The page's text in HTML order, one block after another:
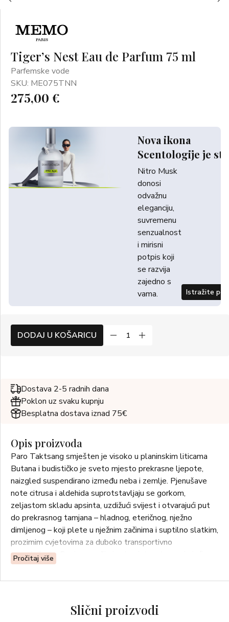
Tiger’s Nest Eau de Parfum 75 ml
Parfemske vode
SKU: ME075TNN
275,00 €
Nova ikona
Scentologije je
Nitro Musk
donosi
odvažnu
eleganciju,
suvremenu
senzualnost
i mirisni
potpis koji
se razvija
zajedno s
vama.
Istražite
DODAJ U KOŠARICU
Dostava 2-5 radnih dana
Poklon uz svaku kupnju
Besplatna dostava iznad 75€
Opis proizvoda
Paro Taktsang smješten je visoko u planinskim liticama
Butana i budističko je sveto mjesto prekrasne ljepote,
naizgled suspendirano između neba i zemlje. Pjenušave
note citrusa i aldehida suprotstavljaju se gorkom,
zeljastom skladu apsinta, uzdižući svijest i otvarajući put
do prekrasnog tamjana – hladnog, eteričnog, nježno
dimljenog – koji plete u nježnim začinima i suptilno slatkim,
prozirnim cvjetovima za duboko transportivno
raspoloženje. Papirus proširuje vjerojatnost, evocirajući
dragocjene tekstove, a tolu balzam produbljuje osjećaj
drevnih građevina zagrljenih zemljom. Ne putujemo samo
bismo iskusili jedinstvenu energiju koju daju svijetu.
Note ulja apsinta, aldehida, lipe, šafrana, tamjana,
Pročitaj više
Slični proizvodi